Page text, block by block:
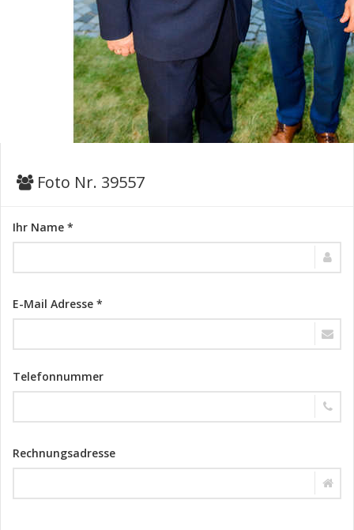
Foto Nr. 39557
Ihr Name *
E-Mail Adresse *
Telefonnummer
Rechnungsadresse